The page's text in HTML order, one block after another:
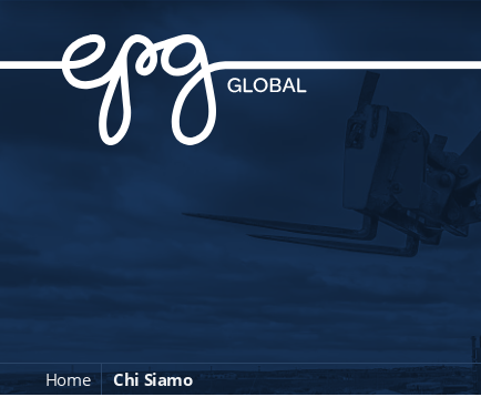
Home Chi Siamo